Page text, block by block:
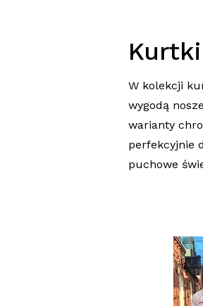
W kolekcji
wygodą
warianty
perfekcyjnie
puchowe